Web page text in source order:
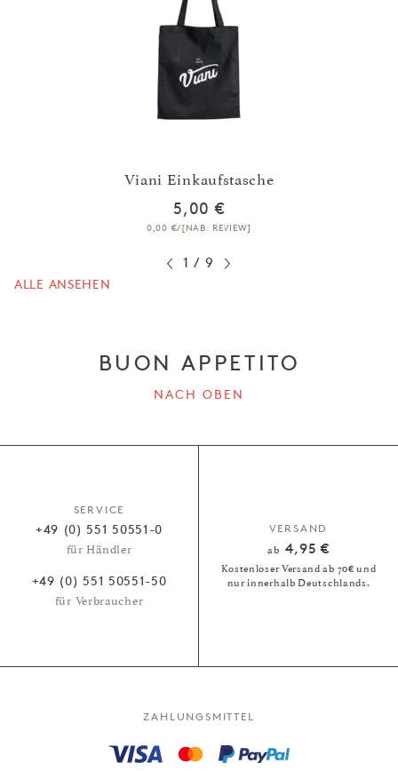
Viani Einkaufstasche
5,00 €
0,00 €/[NAB: REVIEW]
1 / 9
ALLE ANSEHEN
BUON APPETITO
NACH OBEN
SERVICE
+49 (0) 551 50551-0
für Händler
+49 (0) 551 50551-50
für Verbraucher
VERSAND
ab 4,95 €
Kostenloser Versand ab 70€ und
nur innerhalb Deutschlands.
ZAHLUNGSMITTEL